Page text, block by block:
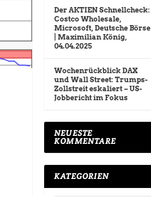
Der AKTIEN Schnellcheck:
Costco Wholesale,
Microsoft, Deutsche Börse
| Maximilian König,
04.04.2025
Wochenrückblick DAX
und Wall Street: Trumps-
Zollstreit eskaliert – US-
Jobbericht im Fokus
NEUESTE
KOMMENTARE
KATEGORIEN